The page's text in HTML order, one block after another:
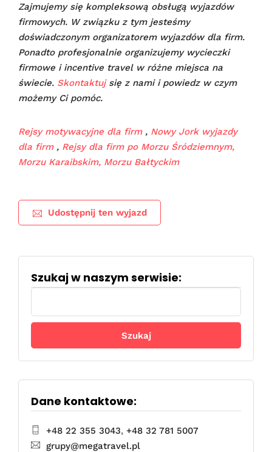
Zajmujemy się kompleksową obsługą wyjazdów
firmowych. W związku z tym jesteśmy
doświadczonym organizatorem wyjazdów dla firm.
Ponadto profesjonalnie organizujemy wycieczki
firmowe i incentive travel w różne miejsca na
świecie. Skontaktujsię z nami i powiedz w czym
możemy Ci pomóc.
Rejsy motywacyjne dla firm, Nowy Jork wyjazdy
dla firm, Rejsy dla firm po Morzu Śródziemnym,
Morzu Karaibskim, Morzu Bałtyckim
Udostępnij ten wyjazd
Szukaj w naszym serwisie:
Dane kontaktowe:
+48 22 355 3043, +48 32 781 5007
grupy@megatravel.pl